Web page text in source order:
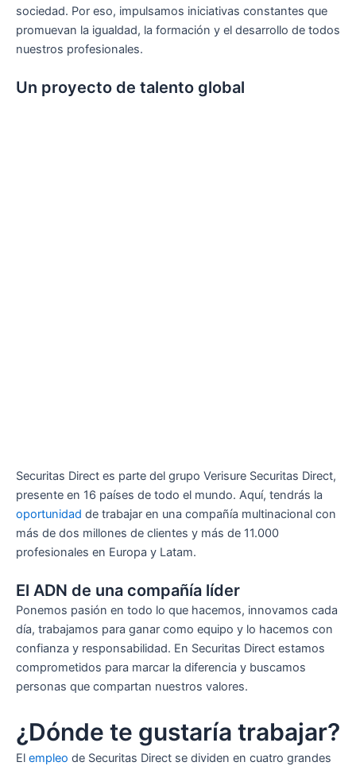
sociedad. Por eso, impulsamos iniciativas constantes que
promuevan la igualdad, la formación y el desarrollo de todos
nuestros profesionales.
Un proyecto de talento global
Securitas Direct es parte del grupo Verisure Securitas Direct,
presente en 16 países de todo el mundo. Aquí, tendrás la
oportunidad de trabajar en una compañía multinacional con
más de dos millones de clientes y más de 11.000
profesionales en Europa y Latam.
El ADN de una compañía líder
Ponemos pasión en todo lo que hacemos, innovamos cada
día, trabajamos para ganar como equipo y lo hacemos con
confianza y responsabilidad. En Securitas Direct estamos
comprometidos para marcar la diferencia y buscamos
personas que compartan nuestros valores.
¿Dónde te gustaría trabajar?
El empleo de Securitas Direct se dividen en cuatro grandes